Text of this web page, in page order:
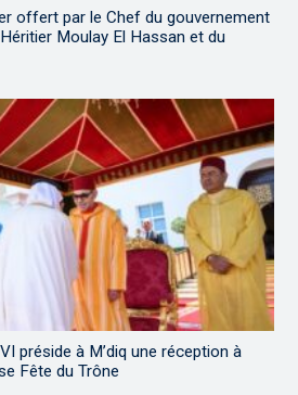
offert par le Chef du gouvernement
Moulay El Hassan et du
préside à M’diq une réception à
Fête du Trône